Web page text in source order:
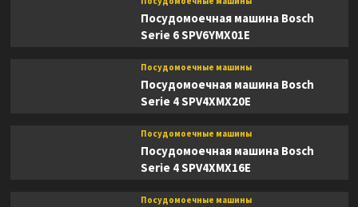
Посудомоечная машина Bosch
Serie 6 SPV6YMX01E
Посудомоечные машины
Посудомоечная машина Bosch
Serie 4 SPV4XMX20E
Посудомоечные машины
Посудомоечная машина Bosch
Serie 4 SPV4XMX16E
Посудомоечные машины